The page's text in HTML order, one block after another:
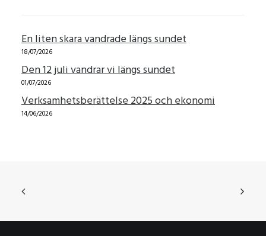
En liten skara vandrade längs sundet
18/07/2026
Den 12 juli vandrar vi längs sundet
01/07/2026
Verksamhetsberättelse 2025 och ekonomi
14/06/2026